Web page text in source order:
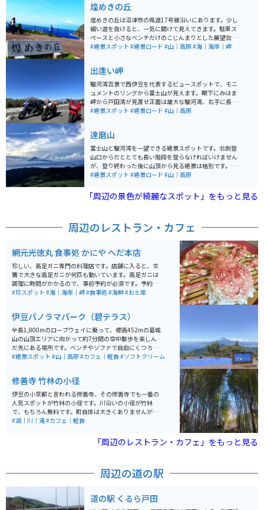
煌めきの丘
煌めきの丘は沼津市の県道17号線沿いにあります。少し
細い道を抜けると、一気に開けて見えてきます。駐車ス
ペースと小さなベンチだけのこじんまりとした展望台で
すが、見える景色は本当に素晴らしいです。よく晴れた
ていくと、遊歩道になっており、古墳群がそのまま残さ
れています。自然もそのまま残されているので、植物な
どの観察もできます。
#絶景スポット #絶景ロード #山｜高原#海｜海岸｜岬
出逢い岬
駿河湾百景で西伊豆を代表するビュースポットで、モニ
ュメントのリングから富士山が見えます。眼下にみはま
岬から戸田湾が見渡せ正面は雄大な駿河湾、右手に長い
裾野をたなびかせる富士山。その全てが一望できる最高
出来ます。
#絶景スポット #絶景ロード #山｜高原
達磨山
富士山と駿河湾を一望できる絶景スポットです。北側登
山口からだととても長い階段を登らなければいけません
が、登り終わった後に山頂から見る絶景は格別です。近
くにはダルマ山レストハウスもあり、お土産やお食事な
#絶景スポット #絶景ロード #山｜高原
「周辺の景色が綺麗なスポット」をもっと見る
周辺のレストラン・カフェ
網元光徳丸 食事処 かにや へだ本店
珍しい、高足ガニ専門の料理店です。店舗に入ると、生
簀で大きな高足ガニが何匹も動いています。高足ガニは
調理に時間がかかるので、事前予約が必須です。予約時
間に行って２階の食事処で待っていると、調理済の高足
#珍スポット #海｜海岸｜岬#食事処 #海鮮#お土産
伊豆パノラマパーク（碧テラス）
全長1,800mのロープウェイに乗って、標高452mの葛城
山の山頂エリアに向かって約7分間の空中散歩を楽しん
だ先にある場所です。ベンチやソファで自由にくつろげ
る人気のスポット『碧テラス』があり、山頂に広がる絶
ドリンクを味わいながら、ふかふかのマットでリラック
スできる完全予約制のプライベートラウンジやのんびり
と過ごせる足湯など見どころがたくさんあります。
#絶景スポット #山｜高原#カフェ｜軽食#ソフトクリーム
修善寺 竹林の小径
伊豆の小京都と言われる修善寺、その修善寺でも一番の
人気スポットが竹林の小径です。川沿いの小径が竹林
で、もちろん無料です。町自体は大きくありませんが、
昨年の大河ドラマで舞台になったこともあり、平日でも
く、日帰り温泉、足湯、美味しいお蕎麦などがありま
#湖｜川｜滝#カフェ｜軽食
「周辺のレストラン・カフェ」をもっと見る
周辺の道の駅
道の駅 くるら戸田